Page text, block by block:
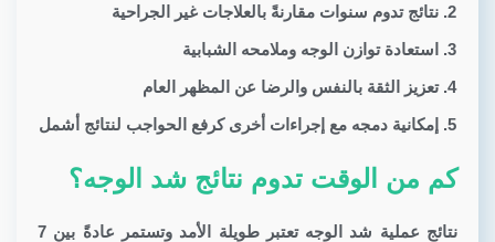
نتائج تدوم سنوات مقارنةً بالعلاجات غير الجراحية
استعادة توازن الوجه وملامحه الشبابية
تعزيز الثقة بالنفس والرضا عن المظهر العام
إمكانية دمجه مع إجراءات أخرى كرفع الحواجب لنتائج أشمل
كم من الوقت تدوم نتائج شد الوجه؟
نتائج عملية شد الوجه تعتبر طويلة الأمد وتستمر عادةً بين 7